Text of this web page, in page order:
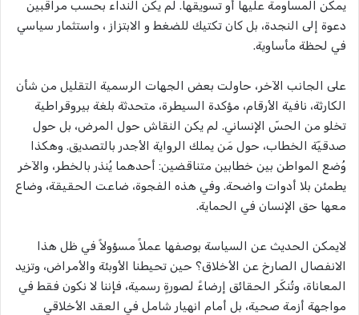
يمكن المساومة عليها أو تسويقها. لم يكن النداء بحسب مراقبين
دعوة إلى النجدة، بل كان تكتيك للضغط و الابتزاز ، واستثمار سياسي
في لحظة مأساوية.
على الجانب الآخر، حاولت بعض الجهات الرسمية التقليل من شأن
الكارثة، نافية الأرقام، مؤكدة السيطرة، متحدثة بلغة بيروقراطية
تخلو من الحسّ الإنساني. لم يكن النقاش حول المرض، بل حول
صدقيّة الخطاب، حول مَن يملك الرواية الأجدر بالتصديق. وهكذا
وُضع المواطن بين خطابين متناقضين: أحدهما يُنذر بالخطر، والآخر
يطمئن بلا أدوات واضحة. وفي هذه الفجوة، ضاعت الحقيقة، وضاع
معها حق الإنسان في الحماية.
لايمكن الحديث عن السياسة بوصفها عملاً مسؤولاً في ظل هذا
الانفصال الصارخ عن الأخلاق؟ حين تحيطنا الأوبئة والأمراض، وتزيد
المعاناة، وتُنكَر الحقائق إرضاءً لصورةٍ رسمية، فإننا لا نكون فقط في
مواجهة أزمة صحية، بل أمام انهيار شامل في العقد الأخلاقي